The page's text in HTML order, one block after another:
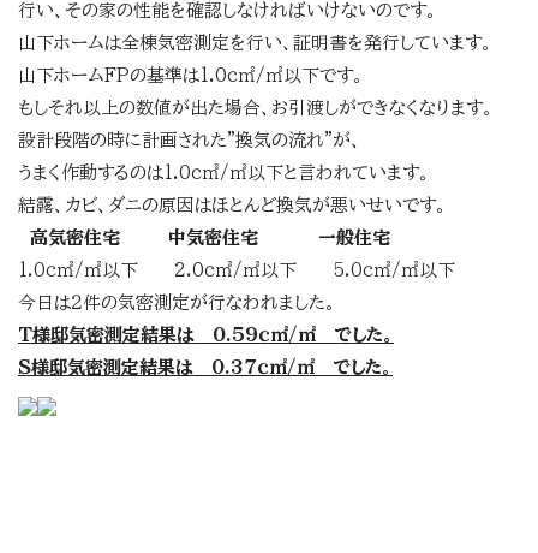
行い、その家の性能を確認しなければいけないのです。
山下ホームは全棟気密測定を行い、証明書を発行しています。
山下ホームFPの基準は1.0ｃ㎡/㎡以下です。
もしそれ以上の数値が出た場合、お引渡しができなくなります。
設計段階の時に計画された”換気の流れ”が、
うまく作動するのは1.0ｃ㎡/㎡以下と言われています。
結露、カビ、ダニの原因はほとんど換気が悪いせいです。
高気密住宅
中気密住宅
一般住宅
1.0ｃ㎡/㎡以下 2.0ｃ㎡/㎡以下 5.0ｃ㎡/㎡以下
今日は２件の気密測定が行なわれました。
T様邸気密測定結果は 0.59ｃ㎡/㎡ でした。
S様邸気密測定結果は 0.37ｃ㎡/㎡ でした。